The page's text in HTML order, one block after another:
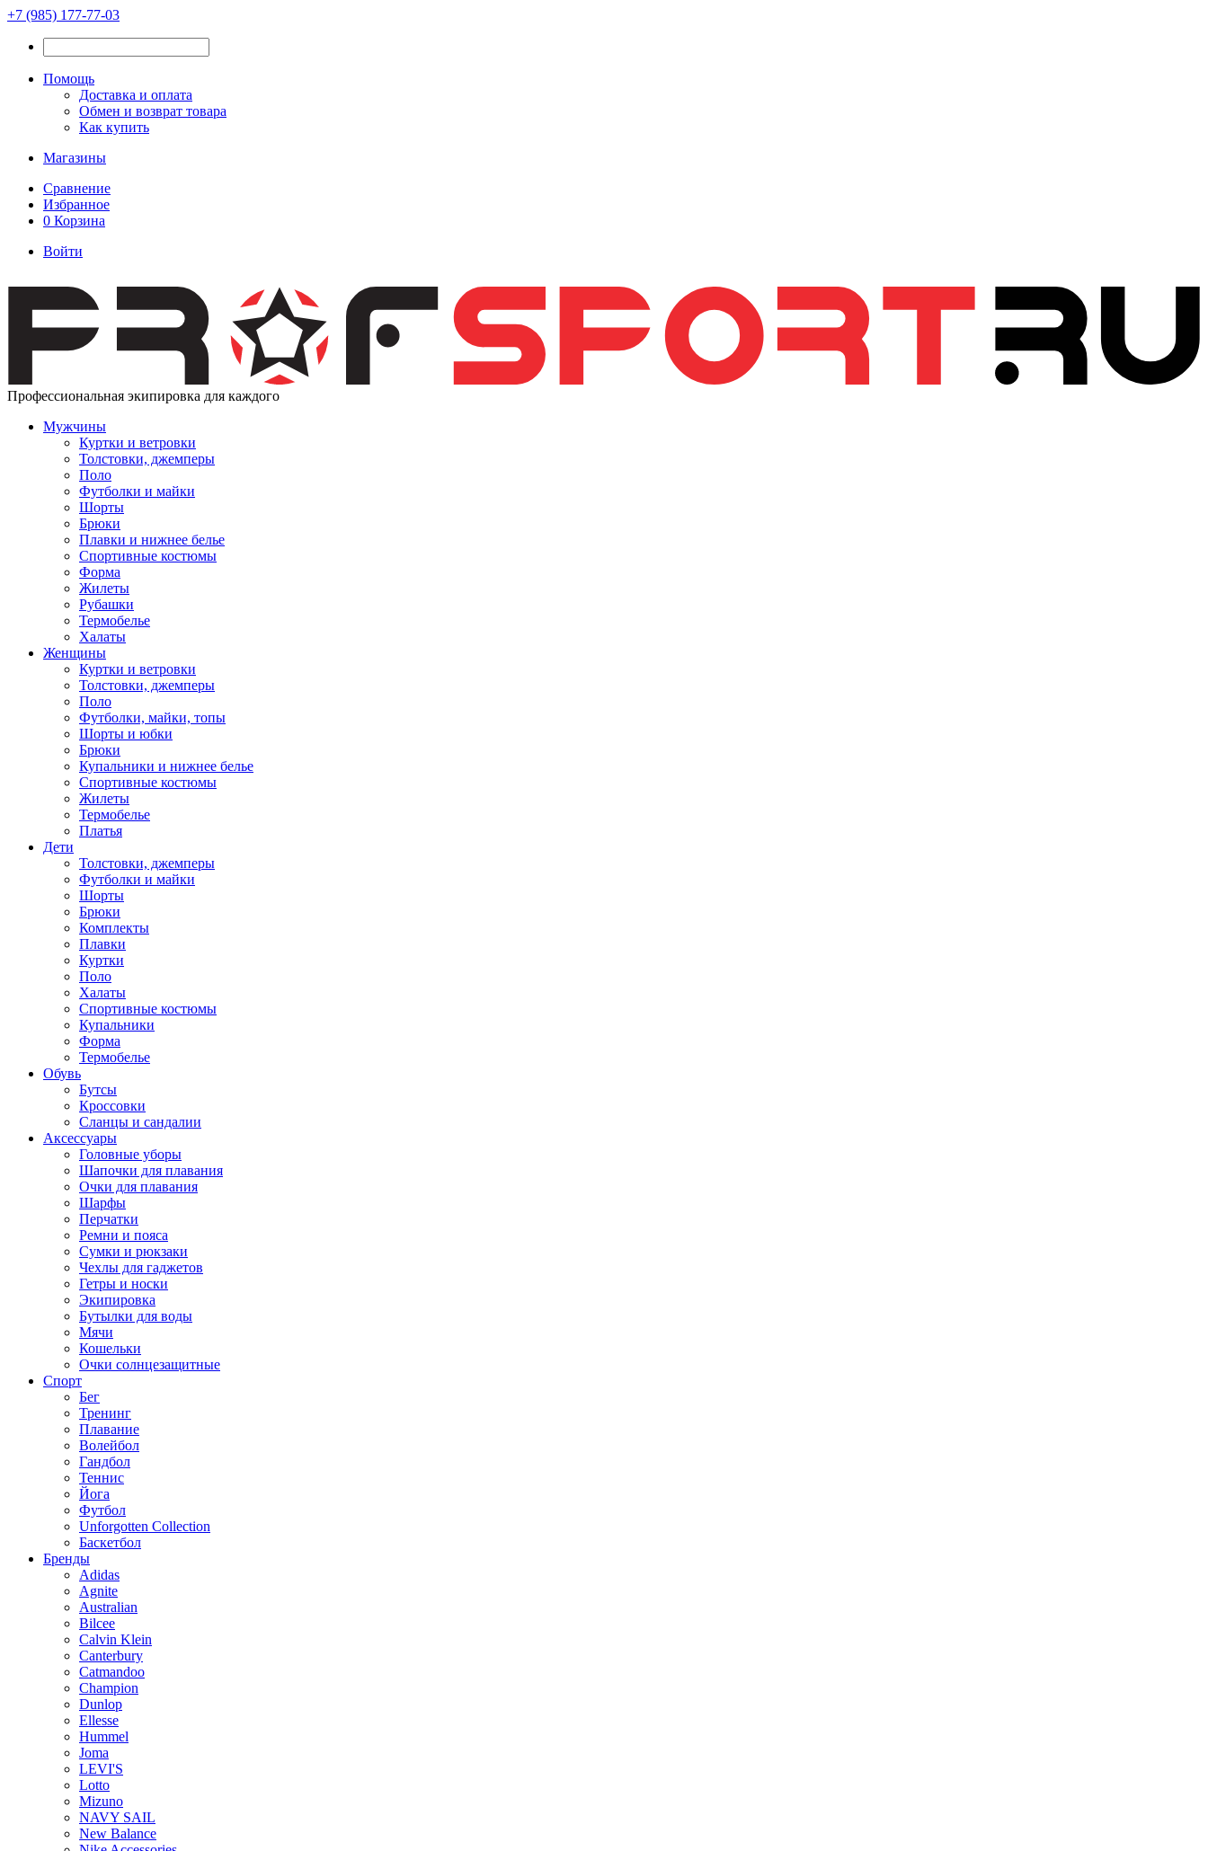
+7 (985) 177-77-03
Помощь
Доставка и оплата
Обмен и возврат товара
Как купить
Магазины
Сравнение
Избранное
0 Корзина
Войти
Профессиональная экипировка для каждого
Мужчины
Куртки и ветровки
Толстовки, джемперы
Поло
Футболки и майки
Шорты
Брюки
Плавки и нижнее белье
Спортивные костюмы
Форма
Жилеты
Рубашки
Термобелье
Халаты
Женщины
Куртки и ветровки
Толстовки, джемперы
Поло
Футболки, майки, топы
Шорты и юбки
Брюки
Купальники и нижнее белье
Спортивные костюмы
Жилеты
Термобелье
Платья
Дети
Толстовки, джемперы
Футболки и майки
Шорты
Брюки
Комплекты
Плавки
Куртки
Поло
Халаты
Спортивные костюмы
Купальники
Форма
Термобелье
Обувь
Бутсы
Кроссовки
Сланцы и сандалии
Аксессуары
Головные уборы
Шапочки для плавания
Очки для плавания
Шарфы
Перчатки
Ремни и пояса
Сумки и рюкзаки
Чехлы для гаджетов
Гетры и носки
Экипировка
Бутылки для воды
Мячи
Кошельки
Очки солнцезащитные
Спорт
Бег
Тренинг
Плавание
Волейбол
Гандбол
Теннис
Йога
Футбол
Unforgotten Collection
Баскетбол
Бренды
Adidas
Agnite
Australian
Bilcee
Calvin Klein
Canterbury
Catmandoo
Champion
Dunlop
Ellesse
Hummel
Joma
LEVI'S
Lotto
Mizuno
NAVY SAIL
New Balance